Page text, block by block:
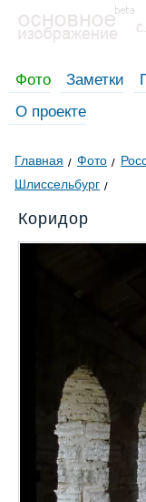
Фото Заметки
О проекте
Главная Фото
Шлиссельбург
Коридор